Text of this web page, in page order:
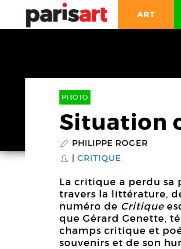
ART
PHOTO
Situation
P PHILIPPE ROGER
S CRITIQUE
La critique a perdu sa
travers la littérature,
numéro de Critique
que Gérard Genette,
champs critique et
souvenirs et de son